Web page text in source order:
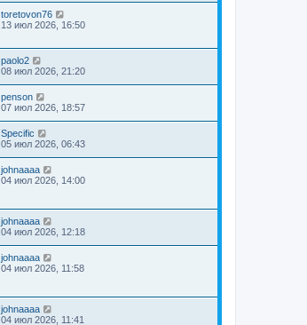
toretovon76
13 июл 2026, 16:50
paolo2
08 июл 2026, 21:20
penson
07 июл 2026, 18:57
Specific
05 июл 2026, 06:43
johnaaaa
04 июл 2026, 14:00
johnaaaa
04 июл 2026, 12:18
johnaaaa
04 июл 2026, 11:58
johnaaaa
04 июл 2026, 11:41